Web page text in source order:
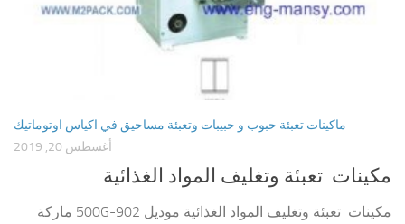
ماكينات تعبئة حبوب و حبيبات وتعبئة مساحيق في اكياس اوتوماتيك
أغسطس 20, 2019
مكينات تعبئة وتغليف المواد الغذائية
مكينات تعبئة وتغليف المواد الغذائية موديل 902-500G ماركة